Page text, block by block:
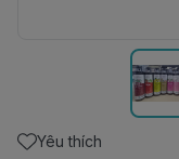
Yêu thích